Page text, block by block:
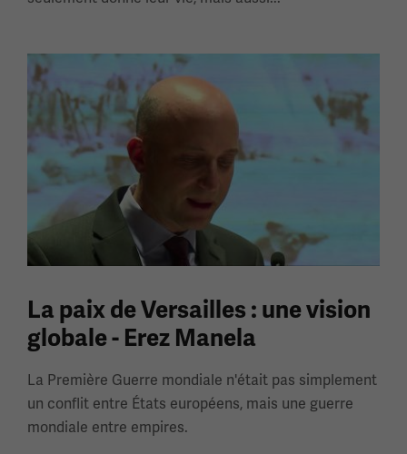
La paix de Versailles : une vision
globale - Erez Manela
La Première Guerre mondiale n'était pas simplement
un conflit entre États européens, mais une guerre
mondiale entre empires.